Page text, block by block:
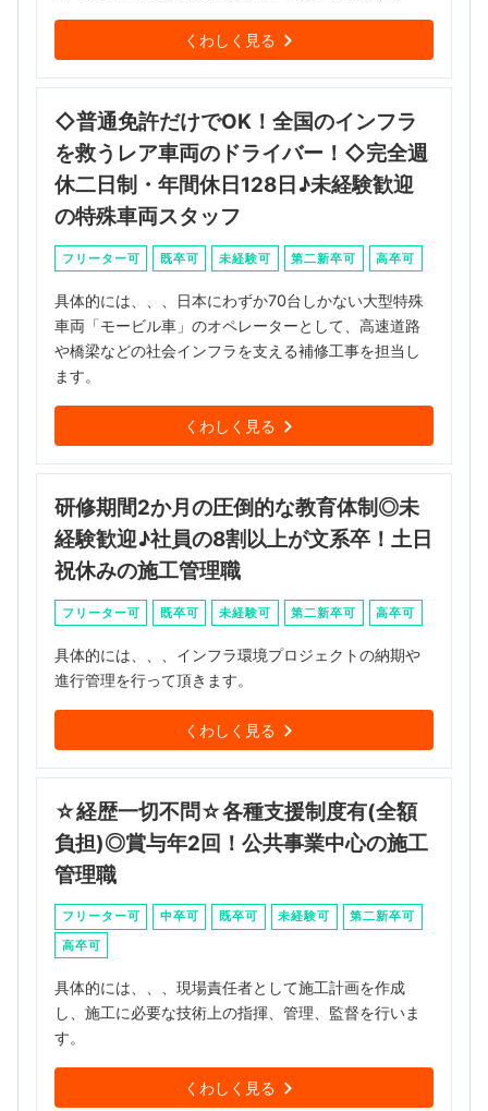
くわしく見る
◇普通免許だけでOK！全国のインフラ
を救うレア車両のドライバー！◇完全週
休二日制・年間休日128日♪未経験歓迎
の特殊車両スタッフ
フリーター可 既卒可 未経験可 第二新卒可 高卒可
具体的には、、、日本にわずか70台しかない大型特殊
車両「モービル車」のオペレーターとして、高速道路
や橋梁などの社会インフラを支える補修工事を担当し
ます。
くわしく見る
研修期間2か月の圧倒的な教育体制◎未
経験歓迎♪社員の8割以上が文系卒！土日
祝休みの施工管理職
フリーター可 既卒可 未経験可 第二新卒可 高卒可
具体的には、、、インフラ環境プロジェクトの納期や
進行管理を行って頂きます。
くわしく見る
☆経歴一切不問☆各種支援制度有(全額
負担)◎賞与年2回！公共事業中心の施工
管理職
フリーター可 中卒可 既卒可 未経験可
第二新卒可
高卒可
具体的には、、、現場責任者として施工計画を作成
し、施工に必要な技術上の指揮、管理、監督を行いま
す。
くわしく見る